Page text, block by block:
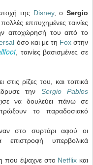
της Disney, οSergio
επιτυχημένες ταινίες
αποχώρησή του από το
όσο και με τη Foxστην
, ταινίες βασισμένες σε
ρίζες του, και τοπικά
την Sergio Pablos
να δουλεύει πάνω σε
το παραδοσιακό
στο συρτάρι αφού οι
επιστροφή υπερβολικά
που έψαχνε στο Netflix και